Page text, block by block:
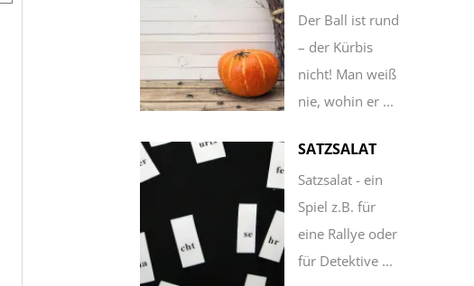
Der Ball ist rund
– der Kürbis
nicht! Man weiß
nie, wohin er ...
SATZSALAT
Satzsalat - ein
Spiel z.B. für
eine Rallye oder
für Detektive ...